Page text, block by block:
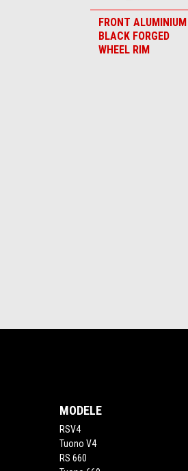
FRONT ALUMINIUM
BLACK FORGED
WHEEL RIM
MODELE
RSV4
Tuono V4
RS 660